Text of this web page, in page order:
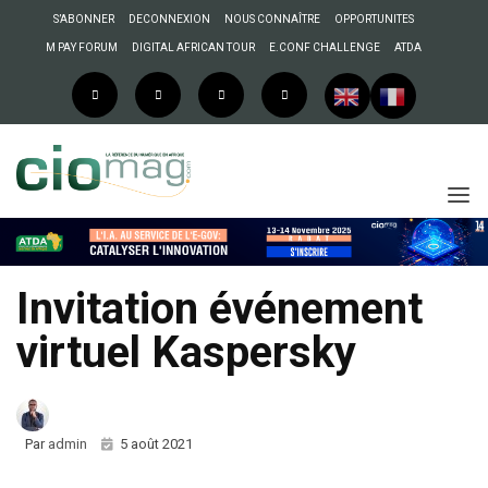
S’ABONNER DECONNEXION NOUS CONNAÎTRE OPPORTUNITES
M PAY FORUM DIGITAL AFRICAN TOUR E.CONF CHALLENGE ATDA
Invitation événement
virtuel Kaspersky
Par admin 5 août 2021